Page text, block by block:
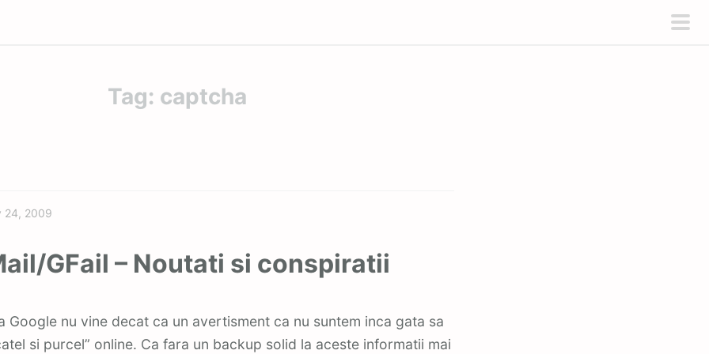
Tag: captcha
24, 2009
GFail – Noutati si conspiratii
si purcel” online. Ca fara un backup solid la aceste informatii mai